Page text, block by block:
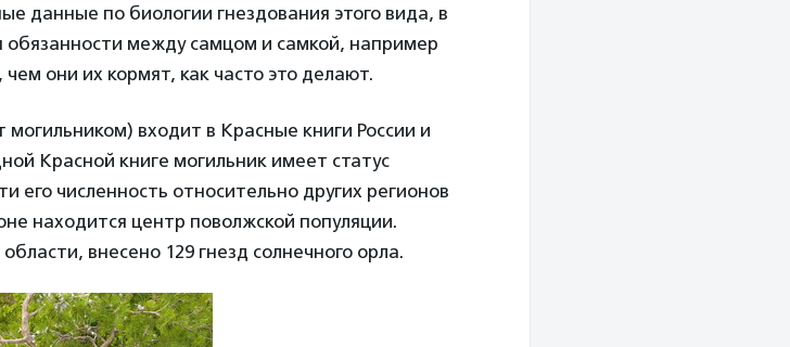
данные по биологии гнездования этого вида, в
обязанности между самцом и самкой, например
они их кормят, как часто это делают.
входит в Красные книги России и
Красной книге могильник имеет статус
его численность относительно других регионов
находится центр поволжской популяции.
внесено 129 гнезд солнечного орла.